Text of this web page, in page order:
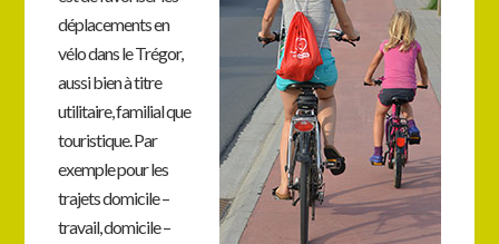
déplacements en
vélo dans le Trégor,
aussi bien à titre
utilitaire, familial que
touristique. Par
exemple pour les
trajets domicile –
travail, domicile –